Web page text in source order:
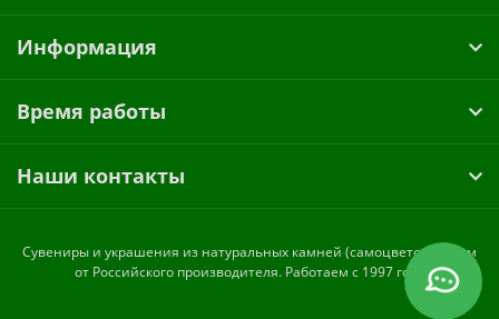
Информация
Время работы
Наши контакты
Cувениры и украшения из натуральных камней (самоцветов) оптом
от Российского производителя. Работаем с 1997 года